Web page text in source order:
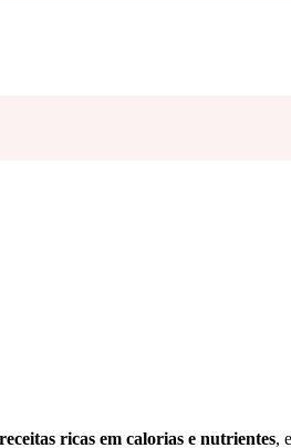
receitas ricas em calorias e nutrientes,